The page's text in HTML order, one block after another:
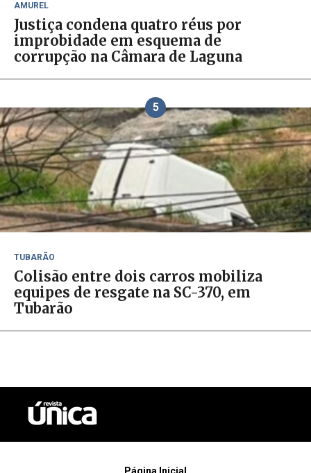
AMUREL
Justiça condena quatro réus por
improbidade em esquema de
corrupção na Câmara de Laguna
5
TUBARÃO
Colisão entre dois carros mobiliza
equipes de resgate na SC-370, em
Tubarão